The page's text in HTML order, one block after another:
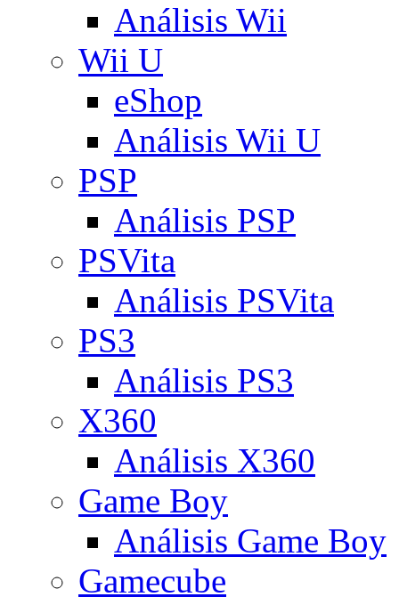
Análisis Wii
Wii U
eShop
Análisis Wii U
PSP
Análisis PSP
PSVita
Análisis PSVita
PS3
Análisis PS3
X360
Análisis X360
Game Boy
Análisis Game Boy
Gamecube